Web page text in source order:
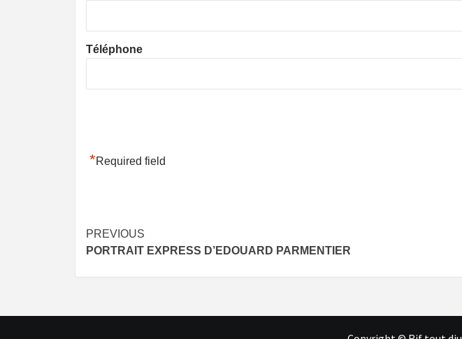
Téléphone
*Required field
Post
navigation
PREVIOUS
PORTRAIT EXPRESS D’EDOUARD PARMENTIER